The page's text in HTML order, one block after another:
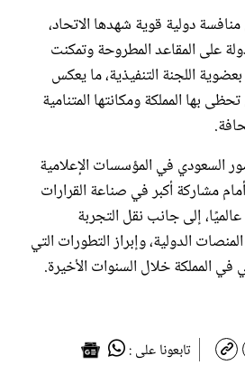
دولية قوية شهدها الاتحاد،
أكثر من 148 دولة على المقاعد المطروحة وتمكنت
بعضوية اللجنة التنفيذية، ما يعكس
بها المملكة ومكانتها المتنامية
السعودي في المؤسسات الإعلامية
مشاركة أكبر في صناعة القرارات
إلى جانب نقل التجربة
الدولية، وإبراز التطورات التي
في المملكة خلال السنوات الأخيرة.
تابعونا على :